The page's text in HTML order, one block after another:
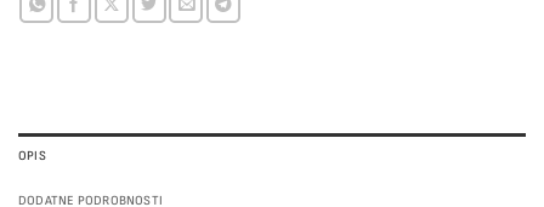
OPIS
DODATNE PODROBNOSTI